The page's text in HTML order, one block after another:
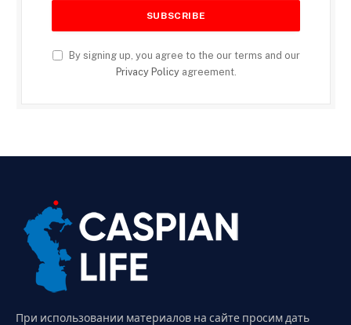
By signing up, you agree to the our terms and our
Privacy Policyagreement.
При использовании материалов на сайте просим дать